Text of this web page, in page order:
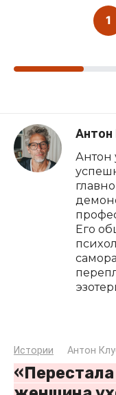
1
Антон
Антон
Его
Истории Антон